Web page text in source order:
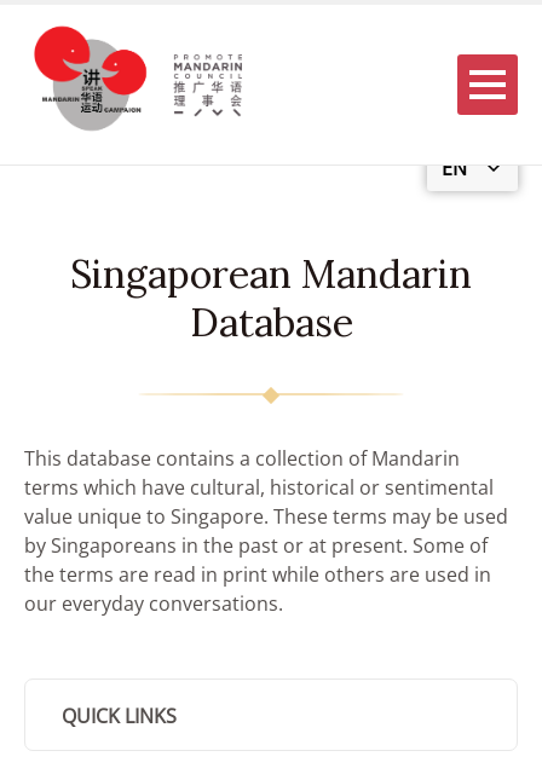
EN
Menu
Singaporean Mandarin
Database
This database contains a collection of Mandarin
terms which have cultural, historical or sentimental
value unique to Singapore. These terms may be used
by Singaporeans in the past or at present. Some of
the terms are read in print while others are used in
our everyday conversations.
QUICK LINKS